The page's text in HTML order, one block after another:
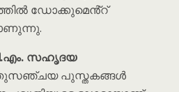
ഡോക്കുമെൻ്റ്
സഹൃദയ
പുസ്തകങ്ങൾ